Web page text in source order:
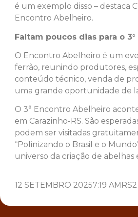
é um exemplo disso – destaca
Encontro Abelheiro.
Faltam poucos dias para o
O Encontro Abelheiro é um
ferrão, reunindo produtores,
conteúdo técnico, venda de
uma grande oportunidade de
O 3° Encontro Abelheiro
em Carazinho-RS. São
podem ser visitadas
“Polinizando o Brasil e o
universo da criação de abelhas
12 SETEMBRO 20257:19 AM RS2